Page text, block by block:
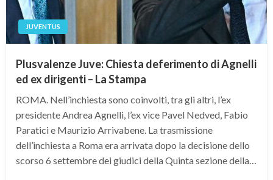
JUVENTUS
Plusvalenze Juve: Chiesta deferimento di Agnelli
ed ex dirigenti – La Stampa
ROMA. Nell’inchiesta sono coinvolti, tra gli altri, l’ex
presidente Andrea Agnelli, l’ex vice Pavel Nedved, Fabio
Paratici e Maurizio Arrivabene. La trasmissione
dell’inchiesta a Roma era arrivata dopo la decisione dello
scorso 6 settembre dei giudici della Quinta sezione della…